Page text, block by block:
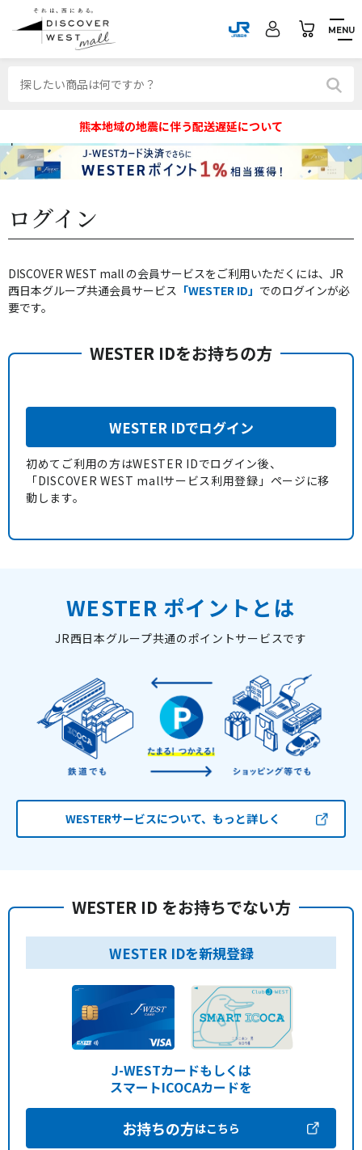
MENU
熊本地域の地震に伴う配送遅延について
ログイン
DISCOVER WEST mall の会員サービスをご利用いただくには、JR
西日本グループ共通会員サービス 「WESTER ID」 でのログインが必
要です。
WESTER IDをお持ちの方
WESTER IDでログイン
初めてご利用の方はWESTER IDでログイン後、
「DISCOVER WEST mallサービス利用登録」ページに移
動します。
WESTER ポイントとは
JR西日本グループ共通のポイントサービスです
WESTERサービスについて、もっと詳しく
WESTER ID をお持ちでない方
WESTER IDを新規登録
J-WESTカードもしくは
スマートICOCAカードを
お持ちの方はこちら